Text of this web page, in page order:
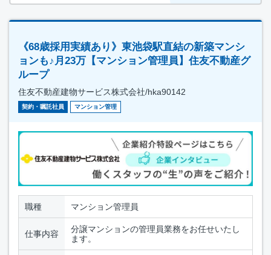
《68歳採用実績あり》東池袋駅直結の新築マンシ
ョンも♪月23万【マンション管理員】住友不動産グ
ループ
住友不動産建物サービス株式会社/hka90142
契約・嘱託社員 マンション管理
職種 マンション管理員
仕事内容
分譲マンションの管理員業務をお任せいたし
ます。